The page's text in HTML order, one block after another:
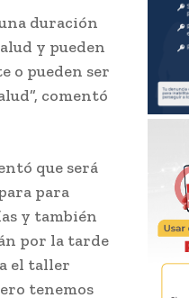
duración
y pueden
o pueden ser
comentó
que será
para
y también
por la tarde
el taller
tenemos